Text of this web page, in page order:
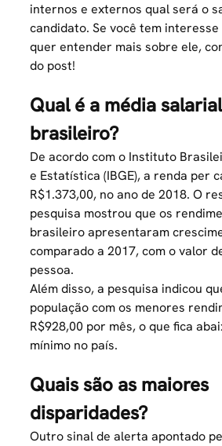
internos e externos qual será o
candidato. Se você tem
quer entender mais sobre ele,
do post!
Qual é a média
brasileiro?
De acordo com o Instituto
e Estatística (IBGE),a renda per
R$1.373,00, no ano de 2018. O
pesquisa mostrou que os
brasileiro apresentaram
comparado a 2017, com o valor
pessoa.
Além disso, a pesquisa indicou
população com os menores
R$928,00 por mês, o que fica
mínimo no país.
Quais são as maiores
disparidades?
Outro sinal de alerta apontado